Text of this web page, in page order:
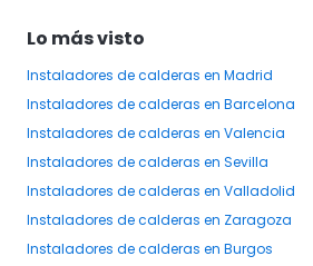
Lo más visto
Instaladores de calderas en Madrid
Instaladores de calderas en Barcelona
Instaladores de calderas en Valencia
Instaladores de calderas en Sevilla
Instaladores de calderas en Valladolid
Instaladores de calderas en Zaragoza
Instaladores de calderas en Burgos